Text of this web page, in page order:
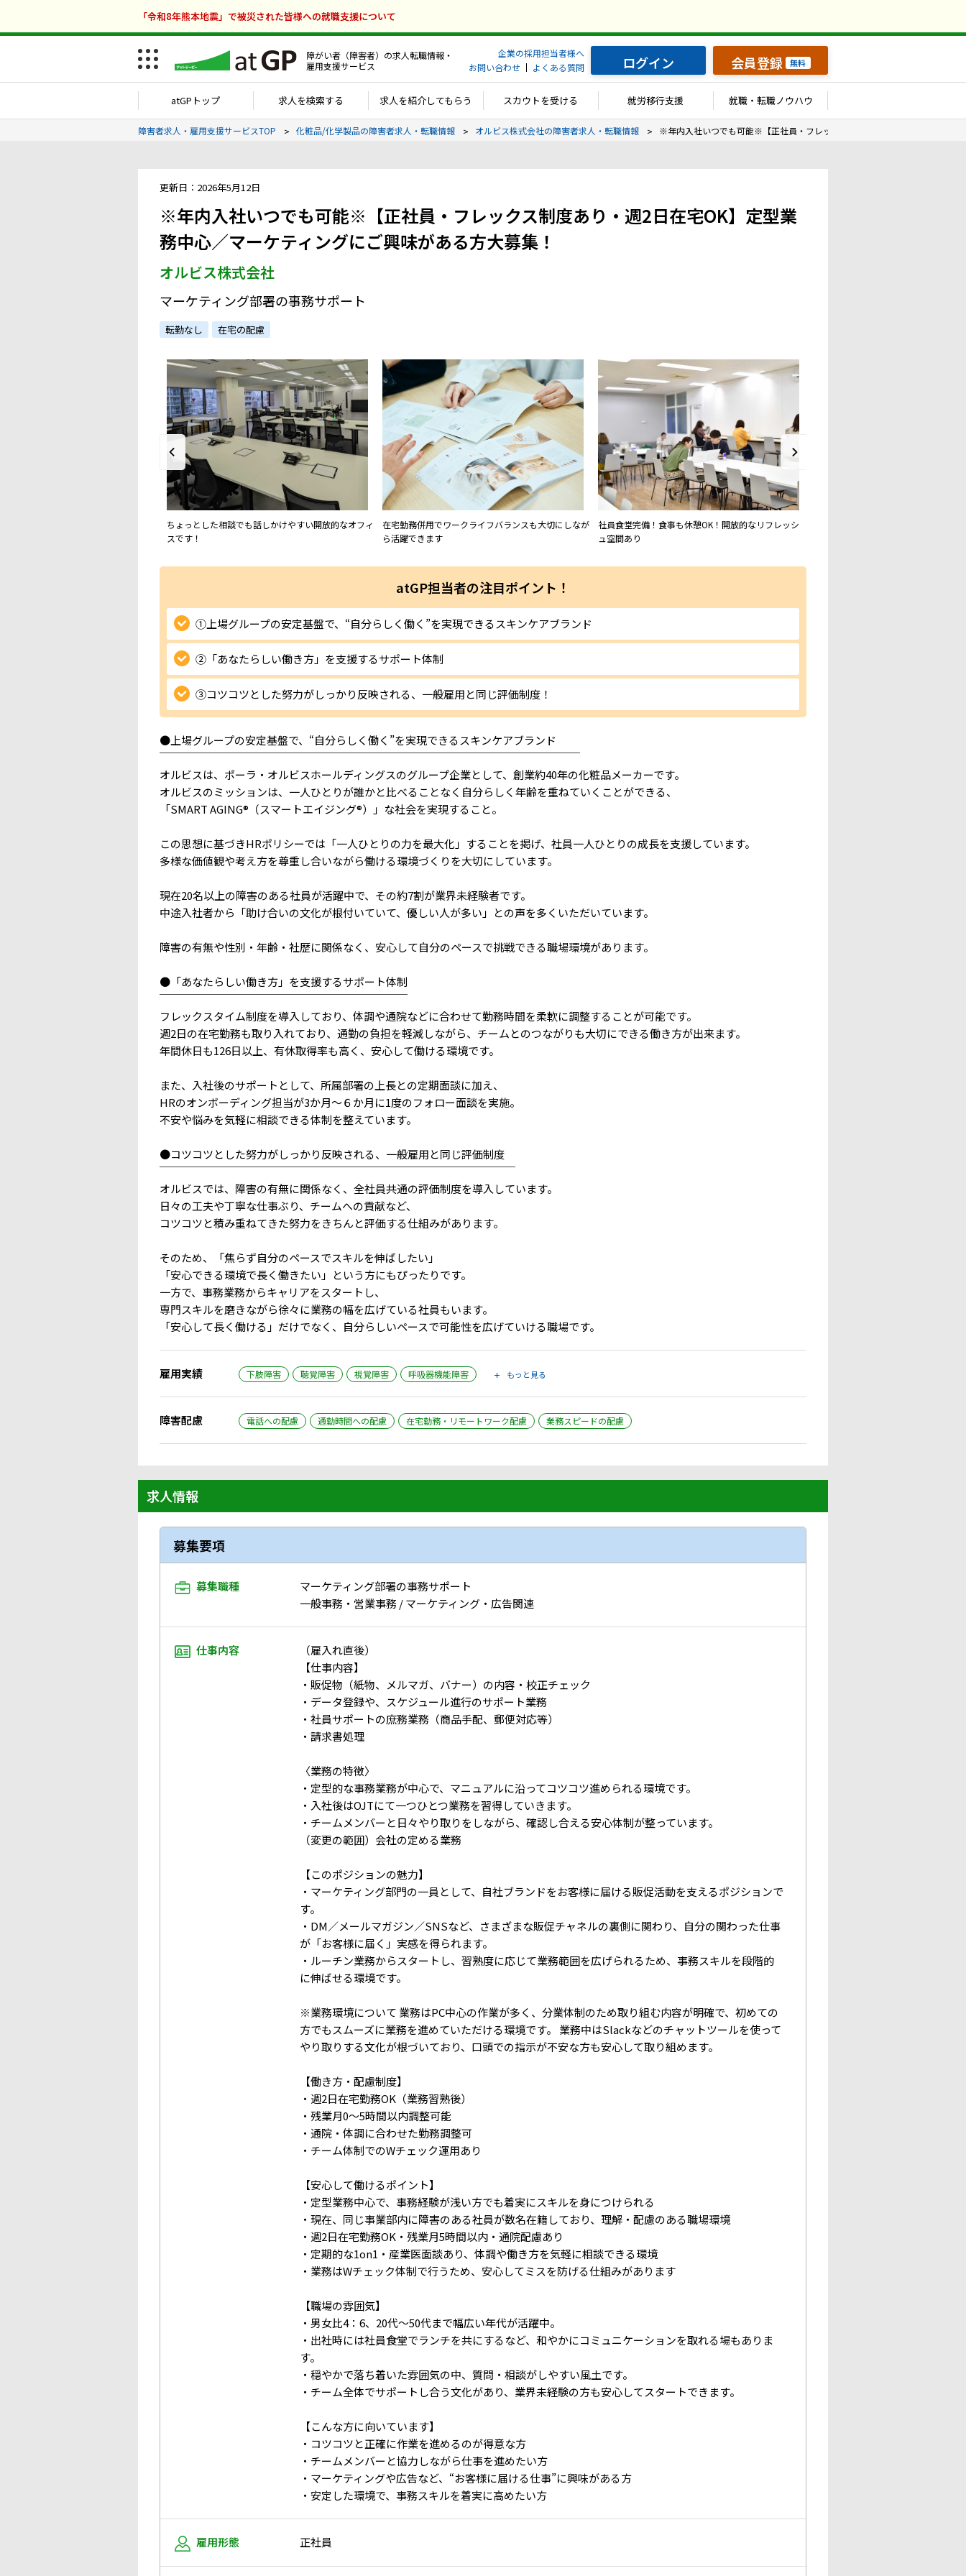
「令和8年熊本地震」で被災された皆様への就職支援について
障がい者（障害者）の求人転職情報・
雇用支援サービス
企業の採用担当者様へ
お問い合わせ
よくある質問 ログイン 会員登録 無料
atGPトップ 求人を検索する 求人を紹介してもらう スカウトを受ける 就労移行支援 就職・転職ノウハウ
障害者求人・雇用支援サービスTOP 化粧品/化学製品の障害者求人・転職情報 オルビス株式会社の障害者求人・転職情報 ※年内入社いつでも可能※【正社員・フレックス制度あり・週2日在宅OK】定
更新日：2026年5月12日
※年内入社いつでも可能※【正社員・フレックス制度あり・週2日在宅OK】定型業
務中心／マーケティングにご興味がある方大募集！
オルビス株式会社
マーケティング部署の事務サポート
転勤なし 在宅の配慮
ちょっとした相談でも話しかけやすい開放的なオフィ
スです！
在宅勤務併用でワークライフバランスも大切にしなが
ら活躍できます
社員食堂完備！食事も休憩OK！開放的なリフレッシ
ュ空間あり
atGP担当者の注目ポイント！
①上場グループの安定基盤で、“自分らしく働く”を実現できるスキンケアブランド
②「あなたらしい働き方」を支援するサポート体制
③コツコツとした努力がしっかり反映される、一般雇用と同じ評価制度！
●上場グループの安定基盤で、“自分らしく働く”を実現できるスキンケアブランド
￣￣￣￣￣￣￣￣￣￣￣￣￣￣￣￣￣￣￣￣￣￣￣￣￣￣￣￣￣￣￣￣￣￣￣￣￣￣￣
オルビスは、ポーラ・オルビスホールディングスのグループ企業として、創業約40年の化粧品メーカーです。
オルビスのミッションは、一人ひとりが誰かと比べることなく自分らしく年齢を重ねていくことができる、
「SMART AGING®（スマートエイジング®）」な社会を実現すること。
この思想に基づきHRポリシーでは「一人ひとりの力を最大化」することを掲げ、社員一人ひとりの成長を支援しています。
多様な価値観や考え方を尊重し合いながら働ける環境づくりを大切にしています。
現在20名以上の障害のある社員が活躍中で、その約7割が業界未経験者です。
中途入社者から「助け合いの文化が根付いていて、優しい人が多い」との声を多くいただいています。
障害の有無や性別・年齢・社歴に関係なく、安心して自分のペースで挑戦できる職場環境があります。
●「あなたらしい働き方」を支援するサポート体制
￣￣￣￣￣￣￣￣￣￣￣￣￣￣￣￣￣￣￣￣￣￣￣
フレックスタイム制度を導入しており、体調や通院などに合わせて勤務時間を柔軟に調整することが可能です。
週2日の在宅勤務も取り入れており、通勤の負担を軽減しながら、チームとのつながりも大切にできる働き方が出来ます。
年間休日も126日以上、有休取得率も高く、安心して働ける環境です。
また、入社後のサポートとして、所属部署の上長との定期面談に加え、
HRのオンボーディング担当が3か月～６か月に1度のフォロー面談を実施。
不安や悩みを気軽に相談できる体制を整えています。
●コツコツとした努力がしっかり反映される、一般雇用と同じ評価制度
￣￣￣￣￣￣￣￣￣￣￣￣￣￣￣￣￣￣￣￣￣￣￣￣￣￣￣￣￣￣￣￣￣
オルビスでは、障害の有無に関係なく、全社員共通の評価制度を導入しています。
日々の工夫や丁寧な仕事ぶり、チームへの貢献など、
コツコツと積み重ねてきた努力をきちんと評価する仕組みがあります。
そのため、「焦らず自分のペースでスキルを伸ばしたい」
「安心できる環境で長く働きたい」という方にもぴったりです。
一方で、事務業務からキャリアをスタートし、
専門スキルを磨きながら徐々に業務の幅を広げている社員もいます。
「安心して長く働ける」だけでなく、自分らしいペースで可能性を広げていける職場です。
雇用実績 下肢障害 聴覚障害 視覚障害 呼吸器機能障害 もっと見る
障害配慮 電話への配慮 通勤時間への配慮 在宅勤務・リモートワーク配慮 業務スピードの配慮
求人情報
募集要項
募集職種
マーケティング部署の事務サポート
一般事務・営業事務 / マーケティング・広告関連
仕事内容
（雇入れ直後）
【仕事内容】
・販促物（紙物、メルマガ、バナー）の内容・校正チェック
・データ登録や、スケジュール進行のサポート業務
・社員サポートの庶務業務（商品手配、郵便対応等）
・請求書処理
〈業務の特徴〉
・定型的な事務業務が中心で、マニュアルに沿ってコツコツ進められる環境です。
・入社後はOJTにて一つひとつ業務を習得していきます。
・チームメンバーと日々やり取りをしながら、確認し合える安心体制が整っています。
（変更の範囲）会社の定める業務
【このポジションの魅力】
・マーケティング部門の一員として、自社ブランドをお客様に届ける販促活動を支えるポジションで
す。
・DM／メールマガジン／SNSなど、さまざまな販促チャネルの裏側に関わり、自分の関わった仕事
が「お客様に届く」実感を得られます。
・ルーチン業務からスタートし、習熟度に応じて業務範囲を広げられるため、事務スキルを段階的
に伸ばせる環境です。
※業務環境について 業務はPC中心の作業が多く、分業体制のため取り組む内容が明確で、初めての
方でもスムーズに業務を進めていただける環境です。 業務中はSlackなどのチャットツールを使って
やり取りする文化が根づいており、口頭での指示が不安な方も安心して取り組めます。
【働き方・配慮制度】
・週2日在宅勤務OK（業務習熟後）
・残業月0～5時間以内調整可能
・通院・体調に合わせた勤務調整可
・チーム体制でのWチェック運用あり
【安心して働けるポイント】
・定型業務中心で、事務経験が浅い方でも着実にスキルを身につけられる
・現在、同じ事業部内に障害のある社員が数名在籍しており、理解・配慮のある職場環境
・週2日在宅勤務OK・残業月5時間以内・通院配慮あり
・定期的な1on1・産業医面談あり、体調や働き方を気軽に相談できる環境
・業務はWチェック体制で行うため、安心してミスを防げる仕組みがあります
【職場の雰囲気】
・男女比4：6、20代～50代まで幅広い年代が活躍中。
・出社時には社員食堂でランチを共にするなど、和やかにコミュニケーションを取れる場もありま
す。
・穏やかで落ち着いた雰囲気の中、質問・相談がしやすい風土です。
・チーム全体でサポートし合う文化があり、業界未経験の方も安心してスタートできます。
【こんな方に向いています】
・コツコツと正確に作業を進めるのが得意な方
・チームメンバーと協力しながら仕事を進めたい方
・マーケティングや広告など、“お客様に届ける仕事”に興味がある方
・安定した環境で、事務スキルを着実に高めたい方
雇用形態 正社員